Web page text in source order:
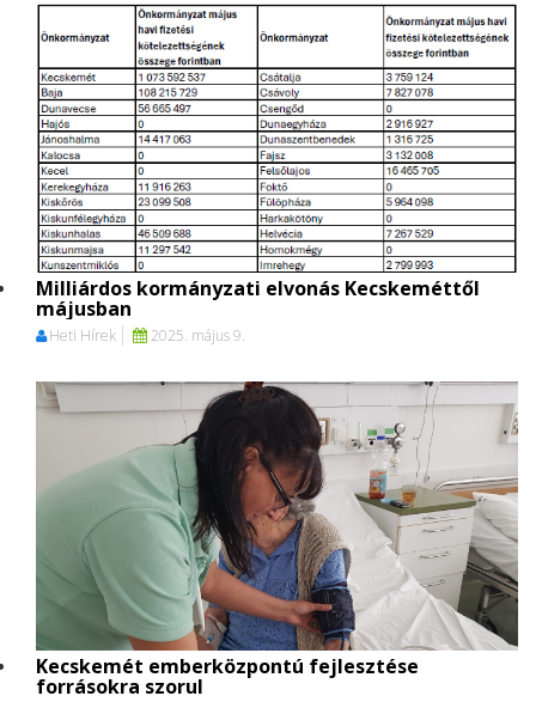
Milliárdos kormányzati elvonás Kecskeméttől
májusban
Heti Hírek 2025. május 9.
Kecskemét emberközpontú fejlesztése
forrásokra szorul